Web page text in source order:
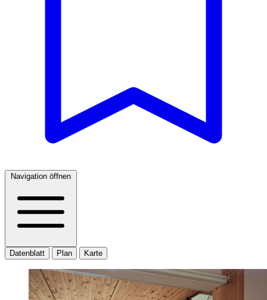
Navigation öffnen
Datenblatt Plan Karte